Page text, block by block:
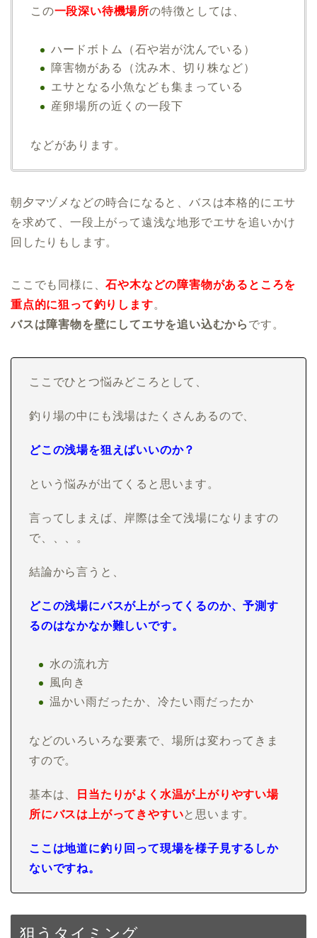
この一段深い待機場所の特徴としては、
ハードボトム（石や岩が沈んでいる）
障害物がある（沈み木、切り株など）
エサとなる小魚なども集まっている
産卵場所の近くの一段下
などがあります。
朝夕マヅメなどの時合になると、バスは本格的にエサ
を求めて、一段上がって遠浅な地形でエサを追いかけ
回したりもします。
ここでも同様に、石や木などの障害物があるところを
重点的に狙って釣りします。
バスは障害物を壁にしてエサを追い込むから です。
ここでひとつ悩みどころとして、
釣り場の中にも浅場はたくさんあるので、
どこの浅場を狙えばいいのか？
という悩みが出てくると思います。
言ってしまえば、岸際は全て浅場になりますの
で、、、。
結論から言うと、
どこの浅場にバスが上がってくるのか、予測す
るのはなかなか難しいです。
水の流れ方
風向き
温かい雨だったか、冷たい雨だったか
などのいろいろな要素で、場所は変わってきま
すので。
基本は、
日当たりがよく水温が上がりやすい場
所にバスは上がってきやすいと思います。
ここは地道に釣り回って現場を様子見するしか
ないですね。
狙うタイミング